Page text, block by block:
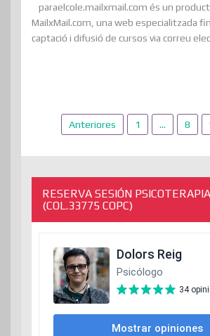
paraelcole.mailxmail.com és un
MailxMail.com, una web especialitzada
captació i difusió de cursos via correu
Paginación
entradas
Anteriores 1 … 8
RESERVA SESIÓN
(COL.33775 COPC)